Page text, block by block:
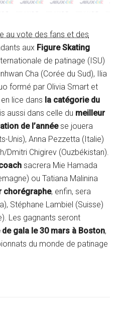
au vote des fans et des
aux Figure Skating
de patinage (ISU)
Cha (Corée du Sud), Ilia
formé par Olivia Smart et
lice dans la catégorie du
aussi dans celle du meilleur
de l’annéese jouera
Unis), Anna Pezzetta (Italie)
Dmitri Chigirev (Ouzbékistan).
sacrera Mie Hamada
ou Tatiana Malinina
chorégraphe, enfin, sera
Stéphane Lambiel (Suisse)
Les gagnants seront
gala le 30 mars à Boston,
du monde de patinage